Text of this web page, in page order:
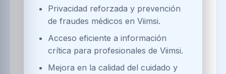
Privacidad reforzada y prevención
de fraudes médicos en Viimsi.
Acceso eficiente a información
crítica para profesionales de Viimsi.
Mejora en la calidad del cuidado y